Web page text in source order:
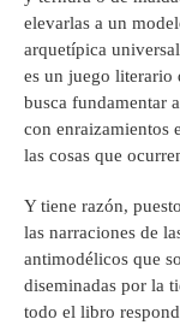
elevarlas a un
arquetípica
es un juego literario
busca fundamentar
con enraizamientos
las cosas que
Y tiene razón,
las narraciones de
antimodélicos que
diseminadas por la
todo el libro